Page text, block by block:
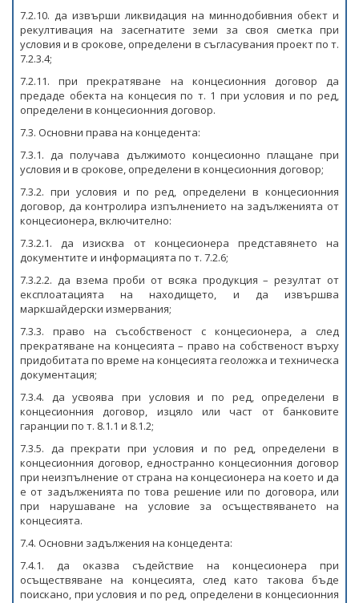
7.2.10. да извърши ликвидация на миннодобивния обект и
рекултивация на засегнатите земи за своя сметка при
условия и в срокове, определени в съгласувания проект по т.
7.2.3.4;
7.2.11. при прекратяване на концесионния договор да
предаде обекта на концесия по т. 1 при условия и по ред,
определени в концесионния договор.
7.3. Основни права на концедента:
7.3.1. да получава дължимото концесионно плащане при
условия и в срокове, определени в концесионния договор;
7.3.2. при условия и по ред, определени в концесионния
договор, да контролира изпълнението на задълженията от
концесионера, включително:
7.3.2.1. да изисква от концесионера представянето на
документите и информацията по т. 7.2.6;
7.3.2.2. да взема проби от всяка продукция – резултат от
експлоатацията на находището, и да извършва
маркшайдерски измервания;
7.3.3. право на съсобственост с концесионера, а след
прекратяване на концесията – право на собственост върху
придобитата по време на концесията геоложка и техническа
документация;
7.3.4. да усвоява при условия и по ред, определени в
концесионния договор, изцяло или част от банковите
гаранции по т. 8.1.1 и 8.1.2;
7.3.5. да прекрати при условия и по ред, определени в
концесионния договор, едностранно концесионния договор
при неизпълнение от страна на концесионера на което и да
е от задълженията по това решение или по договора, или
при нарушаване на условие за осъществяването на
концесията.
7.4. Основни задължения на концедента:
7.4.1. да оказва съдействие на концесионера при
осъществяване на концесията, след като такова бъде
поискано, при условия и по ред, определени в концесионния